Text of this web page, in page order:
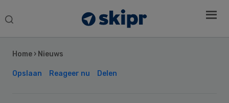
Search
Home › Nieuws
Opslaan Reageer nu Delen
Sidebar